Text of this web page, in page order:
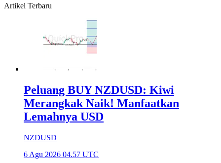
Artikel Terbaru
Peluang BUY NZDUSD: Kiwi
Merangkak Naik! Manfaatkan
Lemahnya USD
NZDUSD
6 Agu 2026 04.57 UTC